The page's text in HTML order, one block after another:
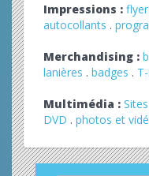
Impressions :
autocollants .
Merchandising :
lanières . badges .
Multimédia :
DVD . photos et